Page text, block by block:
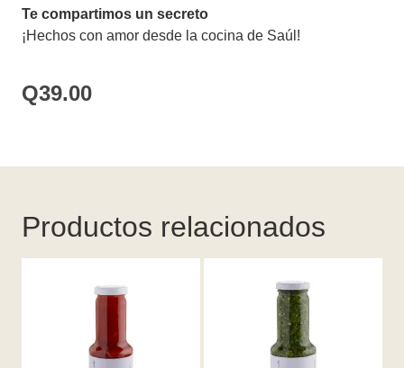
Te compartimos un secreto
¡Hechos con amor desde la cocina de Saúl!
Q39.00
Productos relacionados